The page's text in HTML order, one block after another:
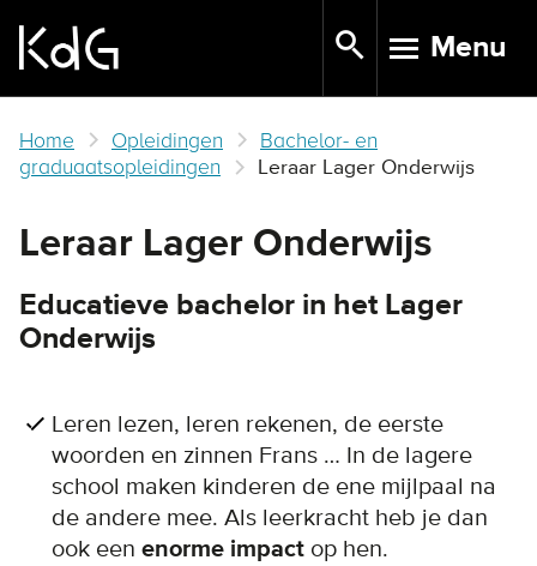
main
TOGGLE
Menu
Home Opleidingen
Bachelor- en
graduaatsopleidingen
Leraar Lager Onderwijs
Leraar Lager Onderwijs
Educatieve bachelor in het Lager
Onderwijs
Leren lezen, leren rekenen, de eerste
woorden en zinnen Frans … In de lagere
school maken kinderen de ene mijlpaal na
de andere mee. Als leerkracht heb je dan
ook een enorme impact op hen.